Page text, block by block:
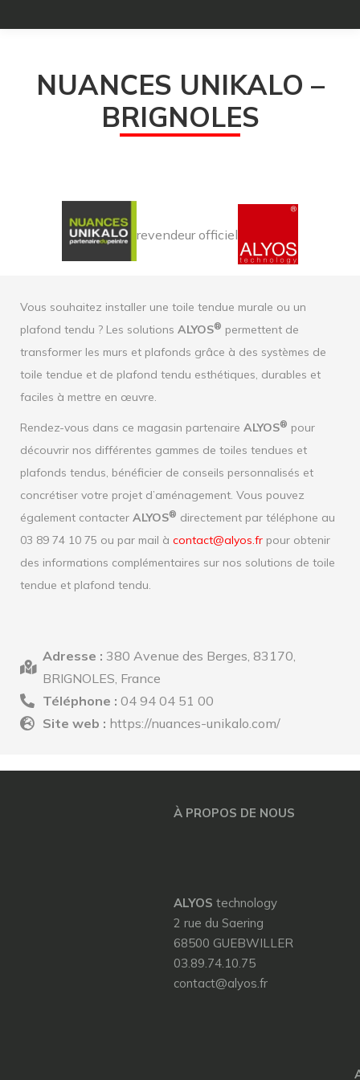
NUANCES UNIKALO –
BRIGNOLES
revendeur officiel
Vous souhaitez installer une toile tendue murale ou un
plafond tendu ? Les solutions ALYOS® permettent de
transformer les murs et plafonds grâce à des systèmes de
toile tendue et de plafond tendu esthétiques, durables et
faciles à mettre en œuvre.
Rendez-vous dans ce magasin partenaire ALYOS® pour
découvrir nos différentes gammes de toiles tendues et
plafonds tendus, bénéficier de conseils personnalisés et
concrétiser votre projet d’aménagement. Vous pouvez
également contacter ALYOS® directement par téléphone au
03 89 74 10 75 ou par mail à contact@alyos.fr pour obtenir
des informations complémentaires sur nos solutions de toile
tendue et plafond tendu.
Adresse : 380 Avenue des Berges, 83170,
BRIGNOLES, France
Téléphone : 04 94 04 51 00
Site web : https://nuances-unikalo.com/
À PROPOS DE NOUS
ALYOS technology
2 rue du Saering
68500 GUEBWILLER
03.89.74.10.75
contact@alyos.fr